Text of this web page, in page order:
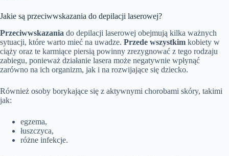
Jakie są przeciwwskazania do depilacji laserowej?
Przeciwwskazania do depilacji laserowej obejmują kilka ważnych
sytuacji, które warto mieć na uwadze. Przede wszystkim kobiety w
ciąży oraz te karmiące piersią powinny zrezygnować z tego rodzaju
zabiegu, ponieważ działanie lasera może negatywnie wpłynąć
zarówno na ich organizm, jak i na rozwijające się dziecko.
Również osoby borykające się z aktywnymi chorobami skóry, takimi
jak:
egzema,
łuszczyca,
różne infekcje.